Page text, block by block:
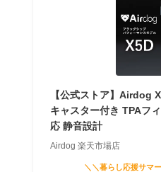
【公式ストア】Airdog
キャスター付き TPAフ
応 静音設計
Airdog 楽天市場店
＼＼暮らし応援サマ